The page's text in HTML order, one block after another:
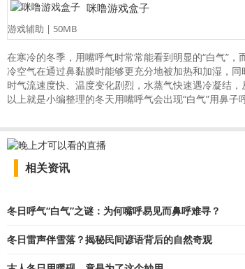
咪噜游戏盒子
游戏辅助 | 50MB
在寒冷的冬季，用嘴呼气时常常能看到明显的“白气”
冷空气在通过鼻黏膜时能够更充分地被加热和加湿，
时气流速度快、温度变化剧烈，水蒸气快速遇冷凝结，
以上就是小编整理的冬天用嘴呼气会出现“白气”用鼻
相关资讯
冬日呼气“白气”之谜：为何嘴呼易见而鼻呼难寻？
冬日雷声伴雪落？揭秘民间谚语背后的自然奇观